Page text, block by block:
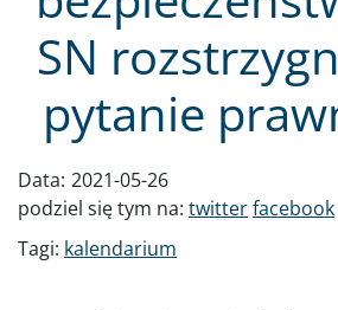
SN
pytanie
Data: 2021-05-26
podziel się tym na: twitterfacebook
Tagi: kalendarium